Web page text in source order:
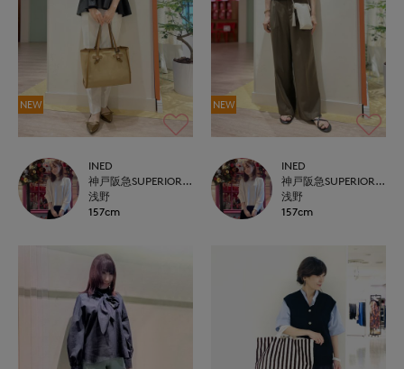
NEW
INED
神戸阪急SUPERIORCLOSET
浅野
157cm
NEW
INED
神戸阪急SUPERIORCLOSET
浅野
157cm